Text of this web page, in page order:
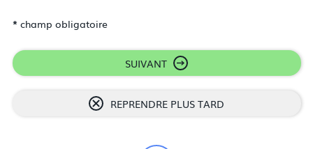
* champ obligatoire
SUIVANT
REPRENDRE PLUS TARD